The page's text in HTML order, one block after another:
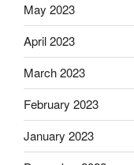
May 2023
April 2023
March 2023
February 2023
January 2023